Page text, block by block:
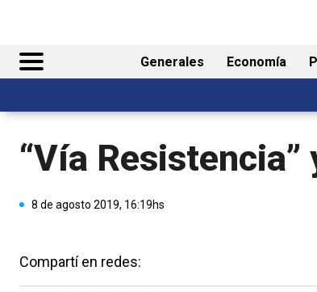
Generales Economía
“Vía
8 de agosto 2019, 16:19hs
Compartí en redes: